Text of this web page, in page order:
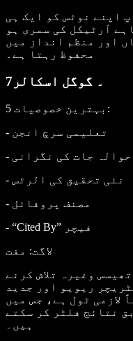
اپنے نوٹس کو ایک ہی
آرٹیکل کی سمری ہو
اور منظم انداز میں
محفوظ رہتا ہے۔
7۔ گوگل اسکالر
5 بہترین خصوصیات :
- تعلیمی سرچ انجن
- حوالہ جات کی نگرانی
- نئی تحقیق کی الرٹس
- مصنف پروفائل
- “Cited By” فیچر
لاگت: مفت
وغیرہ تلاش کرنے
ریویو اور جدید
لازمی ٹول ہے، جس میں
نتائج فلٹر کر سکتے
ہیں۔